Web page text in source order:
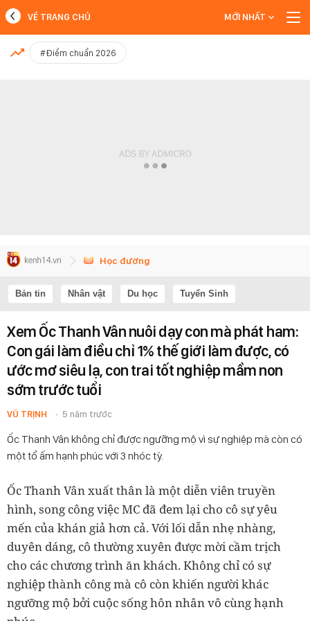
MỚI NHẤT
VỀ TRANG CHỦ MỚI NHẤT
#Điểm chuẩn 2026
Học đường
Bản tin Nhân vật Du học Tuyển Sinh
Xem Ốc Thanh Vân nuôi dạy con mà phát ham:
Con gái làm điều chỉ 1% thế giới làm được, có
ước mơ siêu lạ, con trai tốt nghiệp mầm non
sớm trước tuổi
VŨ TRỊNH 5 năm trước
Ốc Thanh Vân không chỉ được ngưỡng mộ vì sự nghiệp mà còn có
một tổ ấm hạnh phúc với 3 nhóc tỳ.
Ốc Thanh Vân xuất thân là một diễn viên truyền
hình, song công việc MC đã đem lại cho cô sự yêu
mến của khán giả hơn cả. Với lối dẫn nhẹ nhàng,
duyên dáng, cô thường xuyên được mời cầm trịch
cho các chương trình ăn khách. Không chỉ có sự
nghiệp thành công mà cô còn khiến người khác
ngưỡng mộ bởi cuộc sống hôn nhân vô cùng hạnh